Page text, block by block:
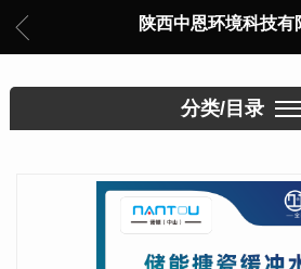
陕西中恩环境科技有
分类/目录